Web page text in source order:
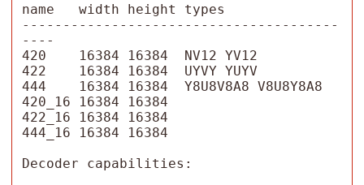
name   width height types
---------------------------------------
----
420    16384 16384  NV12 YV12
422    16384 16384  UYVY YUYV
444    16384 16384  Y8U8V8A8 V8U8Y8A8
420_16 16384 16384
422_16 16384 16384
444_16 16384 16384
Decoder capabilities: